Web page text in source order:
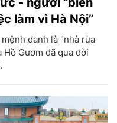
làm vì Hà Nội”
danh là "nhà rùa
Gươm đã qua đời